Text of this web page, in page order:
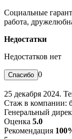
Социальные
работа,
Недостатки
Недостатков нет
0
25 декабря 2024.
Стаж в компании:
Генеральный
Оценка 5.0
Рекомендация